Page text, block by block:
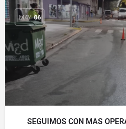
MAY 06
SEGUIMOS CON MAS